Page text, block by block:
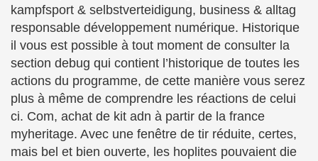
kampfsport & selbstverteidigung, business & alltag
responsable développement numérique. Historique
il vous est possible à tout moment de consulter la
section debug qui contient l’historique de toutes les
actions du programme, de cette manière vous serez
plus à même de comprendre les réactions de celui
ci. Com, achat de kit adn à partir de la france
myheritage. Avec une fenêtre de tir réduite, certes,
mais bel et bien ouverte, les hoplites pouvaient die